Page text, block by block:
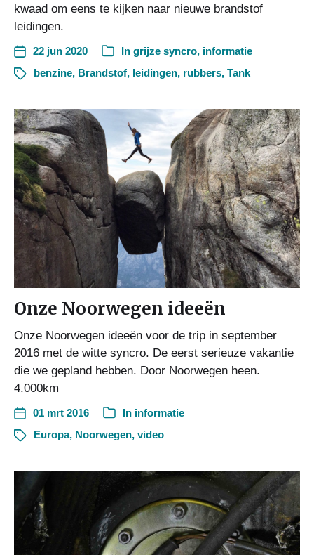
kwaad om eens te kijken naar nieuwe brandstof
leidingen.
22 jun 2020 In grijze syncro, informatie
benzine, Brandstof, leidingen, rubbers, Tank
Onze Noorwegen ideeën
Onze Noorwegen ideeën voor de trip in september
2016 met de witte syncro. De eerst serieuze vakantie
die we gepland hebben. Door Noorwegen heen.
4.000km
01 mrt 2016 In informatie
Europa, Noorwegen, video